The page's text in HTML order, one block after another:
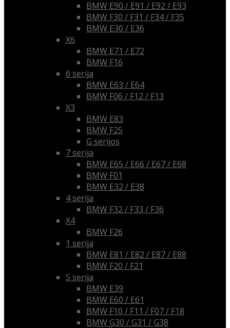
BMW E90 / E91 / E92 / E93
BMW F30 / F31 / F34 / F35
BMW E30 / E36
X6
BMW E71 / E72
BMW F16
6 serija
BMW E63 / E64
BMW F06 / F12 / F13
X3
BMW E83
BMW F25
G serijos
7 serija
BMW E65 / E66 / E67 / E68
BMW F01
BMW E32 / E38
4 serija
BMW F32 / F33 / F36
X4
BMW F26
1 serija
BMW E81 / E82 / E87 / E88
BMW F20 / F21
5 serija
BMW E39
BMW E60 / E61
BMW F10 / F11 / F07 / F18
BMW G30 / G31 / G38